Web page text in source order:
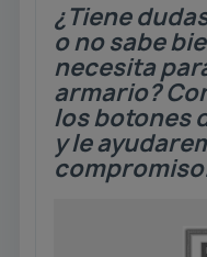
¿Tiene
o no sabe
necesita
armario?
los botones
y le